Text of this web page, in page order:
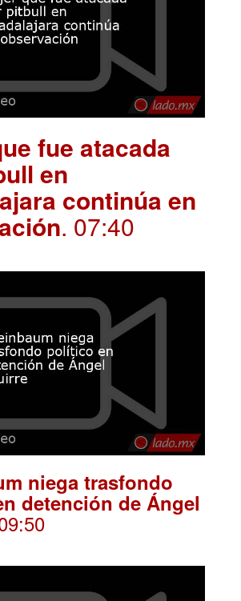
fue atacada
en
continúa en
. 07:40
niega trasfondo
detención de Ángel